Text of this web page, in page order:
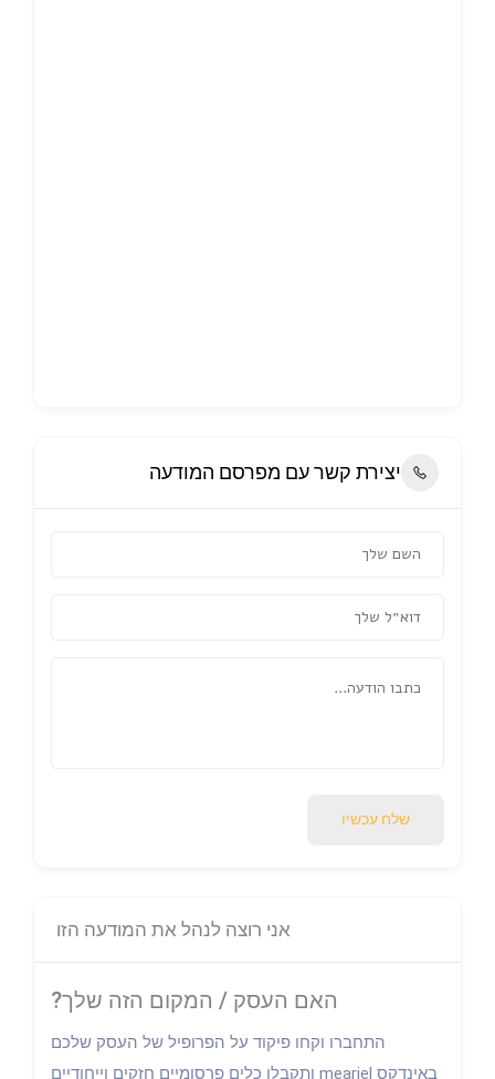
יצירת קשר עם מפרסם המודעה
שלח עכשיו
אני רוצה לנהל את המודעה הזו
האם העסק / המקום הזה שלך?
התחברו וקחו פיקוד על הפרופיל של העסק שלכם
באינדקס meariel ותקבלו כלים פרסומיים חזקים וייחודיים